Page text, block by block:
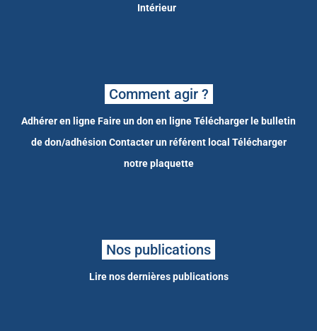
Intérieur
Comment agir ?
Adhérer en ligneFaire un don en ligneTélécharger le bulletin
de don/adhésion Contacter un référent local Télécharger
notre plaquette
Nos publications
Lire nos dernières publications